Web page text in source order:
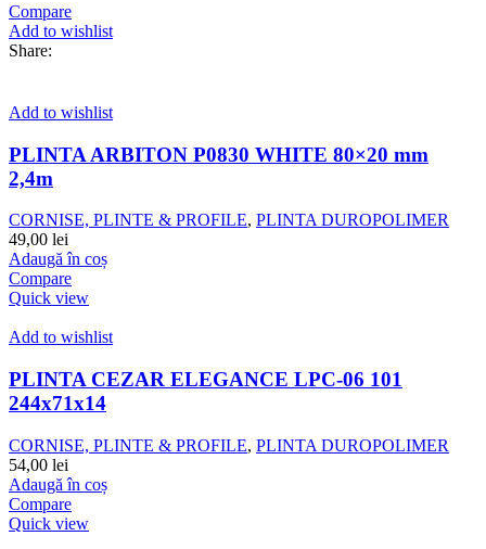
Compare
Add to wishlist
Share:
Add to wishlist
PLINTA ARBITON P0830 WHITE 80×20 mm
2,4m
CORNISE, PLINTE & PROFILE, PLINTA DUROPOLIMER
49,00 lei
Adaugă în coș
Compare
Quick view
Add to wishlist
PLINTA CEZAR ELEGANCE LPC-06 101
244x71x14
CORNISE, PLINTE & PROFILE, PLINTA DUROPOLIMER
54,00 lei
Adaugă în coș
Compare
Quick view